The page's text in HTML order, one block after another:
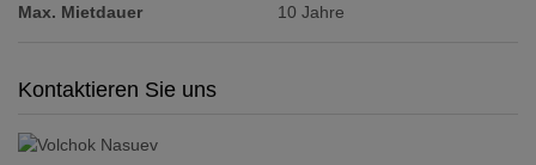
Max. Mietdauer
10 Jahre
Kontaktieren Sie uns